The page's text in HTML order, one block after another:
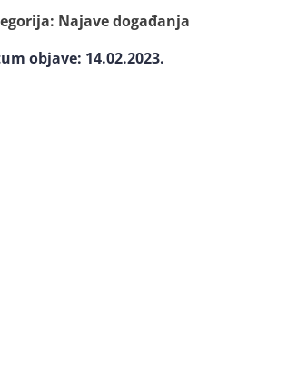
Najave događanja
objave: 14.02.2023.